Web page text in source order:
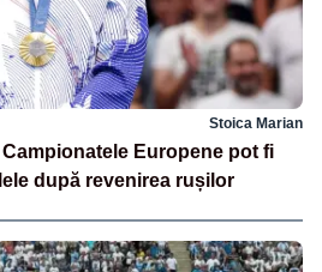
Stoica Marian
Europene pot fi
după revenirea rușilor